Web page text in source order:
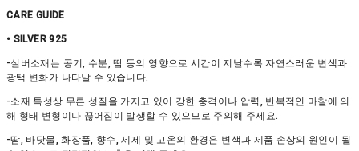
CARE GUIDE
• SILVER 925
-실버소재는 공기, 수분, 땀 등의 영향으로 시간이 지날수록 자연스러운 변색과
광택 변화가 나타날 수 있습니다.
-소재 특성상 무른 성질을 가지고 있어 강한 충격이나 압력, 반복적인 마찰에 의
해 형태 변형이나 끊어짐이 발생할 수 있으므로 주의해 주세요.
-땀, 바닷물, 화장품, 향수, 세제 및 고온의 환경은 변색과 제품 손상의 원인이 될